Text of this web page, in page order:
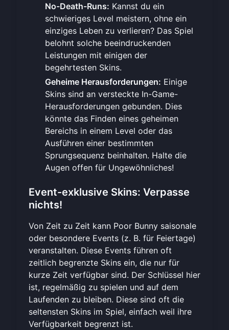
No-Death-Runs: Kannst du ein
schwieriges Level meistern, ohne ein
einziges Leben zu verlieren? Das Spiel
belohnt solche beeindruckenden
Leistungen mit einigen der
begehrtesten Skins.
Geheime Herausforderungen: Einige
Skins sind an versteckte In-Game-
Herausforderungen gebunden. Dies
könnte das Finden eines geheimen
Bereichs in einem Level oder das
Ausführen einer bestimmten
Sprungsequenz beinhalten. Halte die
Augen offen für Ungewöhnliches!
Event-exklusive Skins: Verpasse
nichts!
Von Zeit zu Zeit kann Poor Bunny saisonale
oder besondere Events (z. B. für Feiertage)
veranstalten. Diese Events führen oft
zeitlich begrenzte Skins ein, die nur für
kurze Zeit verfügbar sind. Der Schlüssel hier
ist, regelmäßig zu spielen und auf dem
Laufenden zu bleiben. Diese sind oft die
seltensten Skins im Spiel, einfach weil ihre
Verfügbarkeit begrenzt ist.